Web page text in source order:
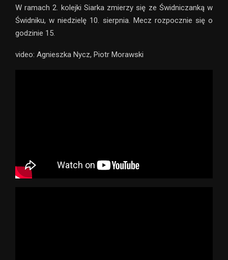
W ramach 2. kolejki Siarka zmierzy się ze Świdniczanką w
Świdniku, w niedzielę 10. sierpnia. Mecz rozpocznie się o
godzinie 15.
video: Agnieszka Nycz, Piotr Morawski